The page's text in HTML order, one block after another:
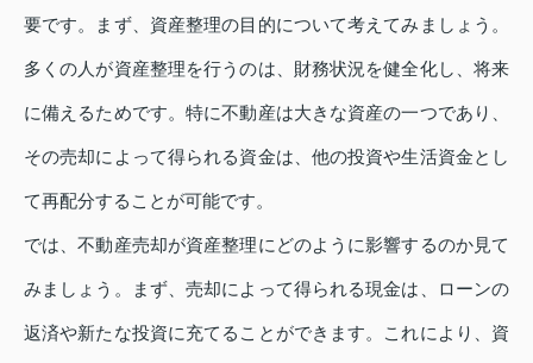
要です。まず、資産整理の目的について考えてみましょう。
多くの人が資産整理を行うのは、財務状況を健全化し、将来
に備えるためです。特に不動産は大きな資産の一つであり、
その売却によって得られる資金は、他の投資や生活資金とし
て再配分することが可能です。
では、不動産売却が資産整理にどのように影響するのか見て
みましょう。まず、売却によって得られる現金は、ローンの
返済や新たな投資に充てることができます。これにより、資